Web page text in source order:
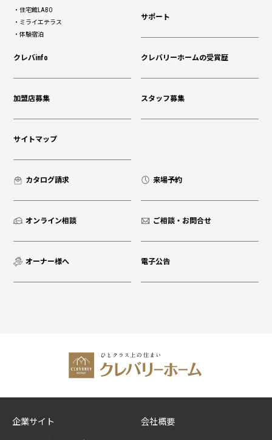
住宅館LABO
ミライエテラス
体験宿泊
サポート
クレバinfo クレバリーホームの受賞歴
加盟店募集 スタッフ募集
サイトマップ
カタログ請求 来場予約
オンライン相談 ご相談・お問合せ
オーナー様へ 電子公告
企業サイト 会社概要